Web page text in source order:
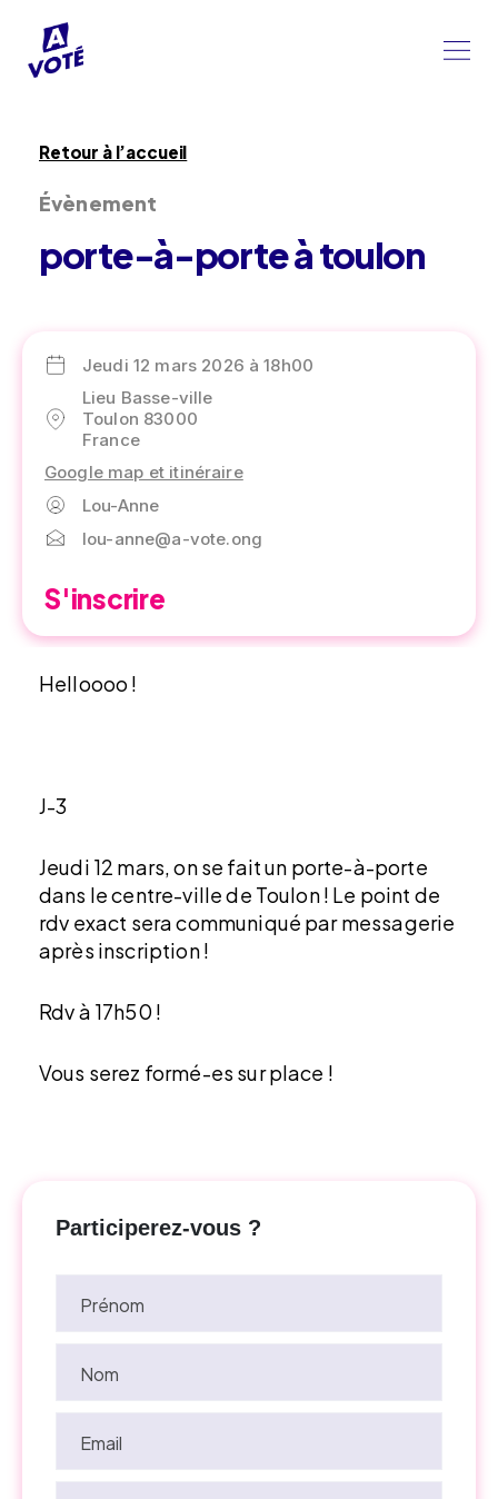
Retour à l’accueil
Évènement
porte-à-porte à toulon
Jeudi 12 mars 2026 à 18h00
Lieu Basse-ville
Toulon 83000
France
Google map et itinéraire
Lou-Anne
lou-anne@a-vote.ong
S'inscrire
Helloooo !
J-3
Jeudi 12 mars, on se fait un porte-à-porte
dans le centre-ville de Toulon ! Le point de
rdv exact sera communiqué par messagerie
après inscription !
Rdv à 17h50 !
Vous serez formé-es sur place !
Participerez-vous ?
Prénom
Nom
Email